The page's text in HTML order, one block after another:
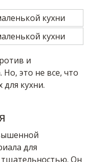
и
Но, это не все, что
для кухни.
для
тщательностью. Он